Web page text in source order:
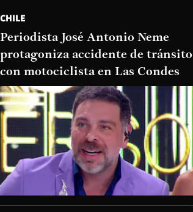
CHILE
Periodista José Antonio Neme
protagoniza accidente de tránsito
con motociclista en Las Condes